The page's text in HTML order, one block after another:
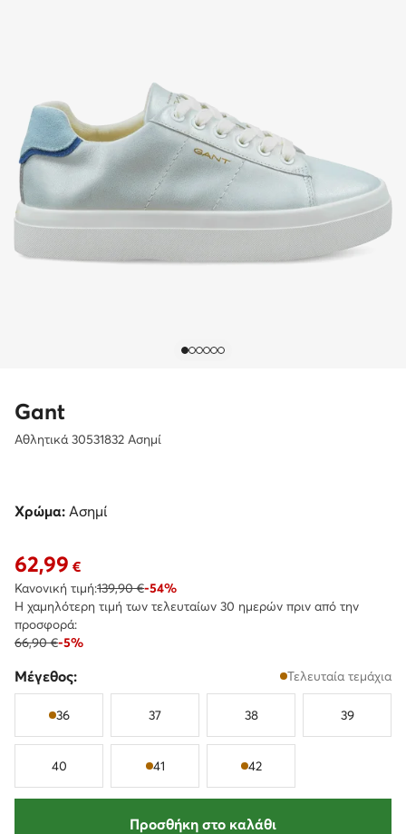
Gant
Αθλητικά 30531832 Ασημί
Χρώμα: Ασημί
Τρέχουσα τιμή 62,99 €
62,99 €
Κανονική τιμή:139,90 €-54%
Η χαμηλότερη τιμή των τελευταίων 30 ημερών πριν από την
προσφορά:
66,90 €-5%
Μέγεθος: Τελευταία τεμάχια
36 37 38 39
40 41 42
Προσθήκη στο καλάθι